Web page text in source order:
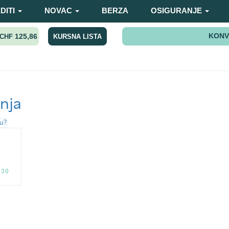
NOVAC BERZA OSIGURANJE
CHF 125,86 KURSNA LISTA